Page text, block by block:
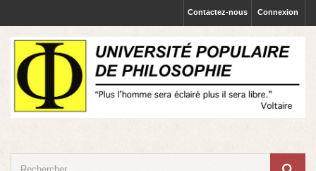
Connexion
Contactez-nous